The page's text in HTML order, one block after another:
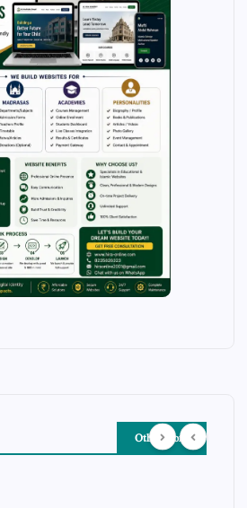
Other Story